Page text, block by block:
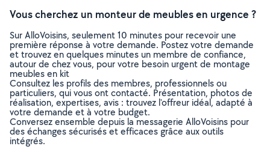
Vous cherchez un monteur de meubles en urgence ?
Sur AlloVoisins, seulement 10 minutes pour recevoir une
première réponse à votre demande. Postez votre demande
et trouvez en quelques minutes un membre de confiance,
autour de chez vous, pour votre besoin urgent de montage
meubles en kit
Consultez les profils des membres, professionnels ou
particuliers, qui vous ont contacté. Présentation, photos de
réalisation, expertises, avis : trouvez l'offreur idéal, adapté à
votre demande et à votre budget.
Conversez ensemble depuis la messagerie AlloVoisins pour
des échanges sécurisés et efficaces grâce aux outils
intégrés.